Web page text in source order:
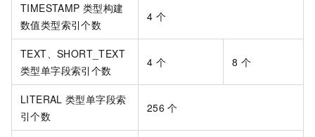
TIMESTAMP 类型构建
数值类型索引个数
4 个
TEXT、SHORT_TEXT
类型单字段索引个数
4 个 8 个
LITERAL 类型单字段索
引个数
256 个